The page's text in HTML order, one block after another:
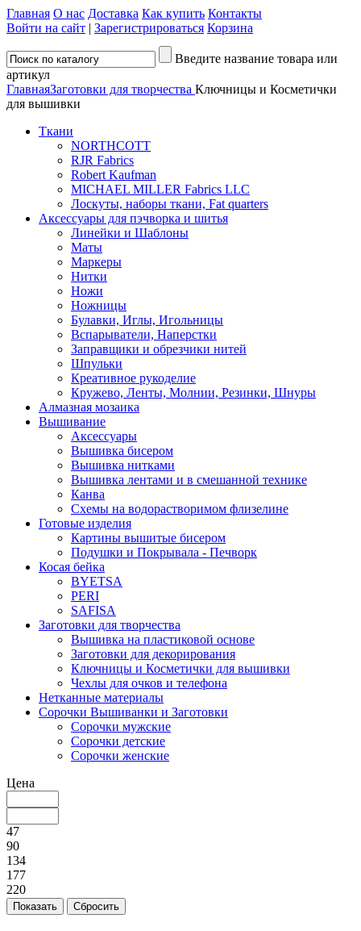
Главная О нас Доставка Как купить Контакты
Войти на сайт | Зарегистрироваться Корзина
Введите название товара или
артикул
ГлавнаяЗаготовки для творчества Ключницы и Косметички
для вышивки
Ткани
NORTHCOTT
RJR Fabrics
Robert Kaufman
MICHAEL MILLER Fabrics LLC
Лоскуты, наборы ткани, Fat quarters
Аксессуары для пэчворка и шитья
Линейки и Шаблоны
Маты
Маркеры
Нитки
Ножи
Ножницы
Булавки, Иглы, Игольницы
Вспарыватели, Наперстки
Заправщики и обрезчики нитей
Шпульки
Креативное рукоделие
Кружево, Ленты, Молнии, Резинки, Шнуры
Алмазная мозаика
Вышивание
Аксессуары
Вышивка бисером
Вышивка нитками
Вышивка лентами и в смешанной технике
Канва
Схемы на водорастворимом флизелине
Готовые изделия
Картины вышитые бисером
Подушки и Покрывала - Печворк
Косая бейка
BYETSA
PERI
SAFISA
Заготовки для творчества
Вышивка на пластиковой основе
Заготовки для декорирования
Ключницы и Косметички для вышивки
Чехлы для очков и телефона
Нетканные материалы
Сорочки Вышиванки и Заготовки
Cорочки мужские
Сорочки детские
Сорочки женские
Цена
47
90
134
177
220